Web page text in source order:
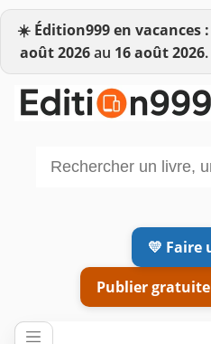
☀️ Édition999 en vacances :
août 2026au 16 août 2026
💛 Faire
Publier